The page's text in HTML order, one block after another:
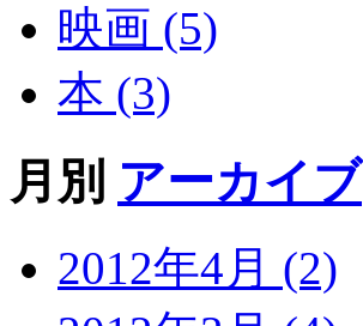
映画 (5)
本 (3)
月別 アーカイブ
2012年4月 (2)